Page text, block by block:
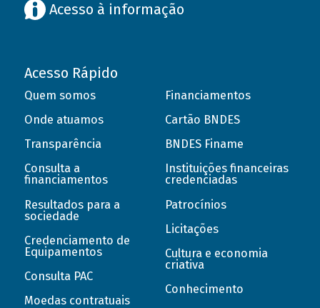
Acesso à informação
Acesso Rápido
Quem somos
Onde atuamos
Transparência
Consulta a
financiamentos
Resultados para a
sociedade
Credenciamento de
Equipamentos
Consulta PAC
Moedas contratuais
Financiamentos
Cartão BNDES
BNDES Finame
Instituições financeiras
credenciadas
Patrocínios
Licitações
Cultura e economia
criativa
Conhecimento